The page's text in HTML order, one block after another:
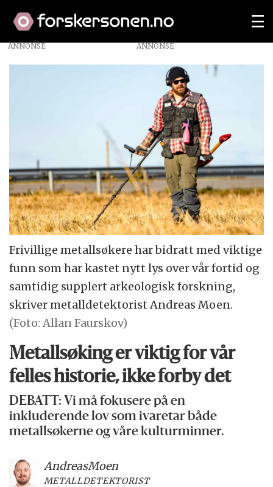
ANNONSE
Frivillige metallsøkere har bidratt med viktige
funn som har kastet nytt lys over vår fortid og
samtidig supplert arkeologisk forskning,
skriver metalldetektorist Andreas Moen.
(Foto: Allan Faurskov)
Metallsøking er viktig for vår
felles historie, ikke forby det
DEBATT: Vi må fokusere på en
inkluderende lov som ivaretar både
metallsøkerne og våre kulturminner.
AndreasMoen
METALLDETEKTORIST